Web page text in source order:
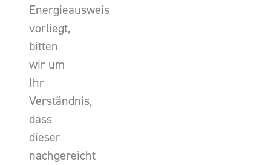
Energieausweis
vorliegt,
bitten
wir um
Ihr
Verständnis,
dass
dieser
nachgereicht